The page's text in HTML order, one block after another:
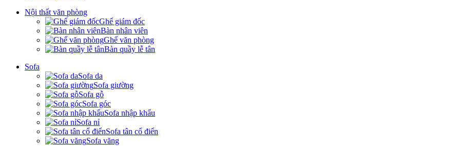
Nội thất văn phòng
Ghế giám đốc
Bàn nhân viên
Ghế văn phòng
Bàn quầy lễ tân
Sofa
Sofa da
Sofa giường
Sofa gỗ
Sofa góc
Sofa nhập khẩu
Sofa nỉ
Sofa tân cổ điển
Sofa văng